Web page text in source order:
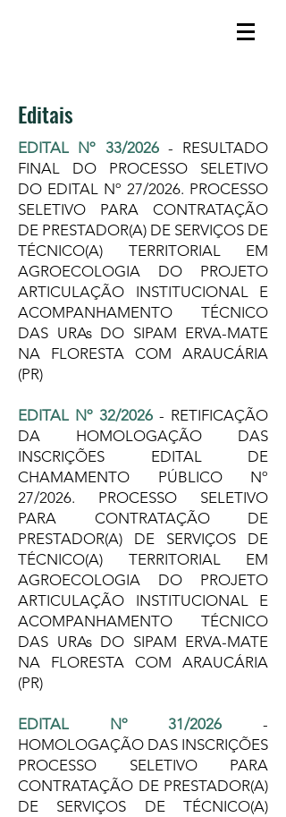
Editais
EDITAL Nº 33/2026- RESULTADO
FINAL DO PROCESSO SELETIVO
DO EDITAL Nº 27/2026. PROCESSO
SELETIVO PARA CONTRATAÇÃO
DE PRESTADOR(A) DE SERVIÇOS DE
TÉCNICO(A) TERRITORIAL EM
AGROECOLOGIA DO PROJETO
ARTICULAÇÃO INSTITUCIONAL E
ACOMPANHAMENTO TÉCNICO
DAS URAs DO SIPAM ERVA-MATE
NA FLORESTA COM ARAUCÁRIA
(PR)
EDITAL Nº 32/2026 - RETIFICAÇÃO
DA HOMOLOGAÇÃO DAS
INSCRIÇÕES EDITAL DE
CHAMAMENTO PÚBLICO Nº
27/2026. PROCESSO SELETIVO
PARA CONTRATAÇÃO DE
PRESTADOR(A) DE SERVIÇOS DE
TÉCNICO(A) TERRITORIAL EM
AGROECOLOGIA DO PROJETO
ARTICULAÇÃO INSTITUCIONAL E
ACOMPANHAMENTO TÉCNICO
DAS URAs DO SIPAM ERVA-MATE
NA FLORESTA COM ARAUCÁRIA
(PR)
EDITAL Nº 31/2026 -
HOMOLOGAÇÃO DAS INSCRIÇÕES
PROCESSO SELETIVO PARA
CONTRATAÇÃO DE PRESTADOR(A)
DE SERVIÇOS DE TÉCNICO(A)